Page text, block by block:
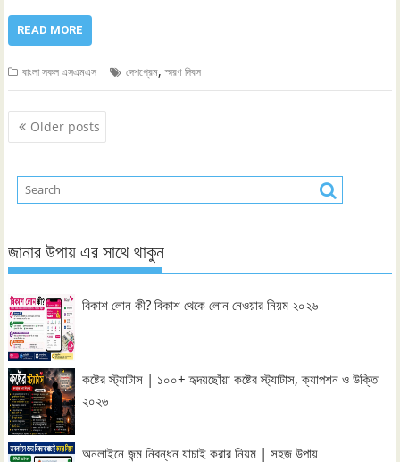
READ MORE
বাংলা সকল এসএমএস দেশপ্রেম,স্মরণ দিবস
Posts
navigation
Older posts
জানার উপায় এর সাথে থাকুন
বিকাশ লোন কী? বিকাশ থেকে লোন নেওয়ার নিয়ম ২০২৬
কষ্টের স্ট্যাটাস | ১০০+ হৃদয়ছোঁয়া কষ্টের স্ট্যাটাস, ক্যাপশন ও উক্তি
২০২৬
অনলাইনে জন্ম নিবন্ধন যাচাই করার নিয়ম | সহজ উপায়